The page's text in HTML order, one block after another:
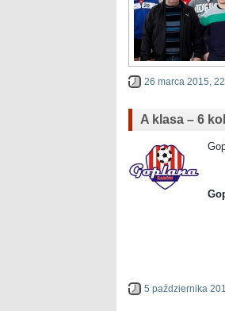
26 marca 2015,
A klasa – 6
5 października